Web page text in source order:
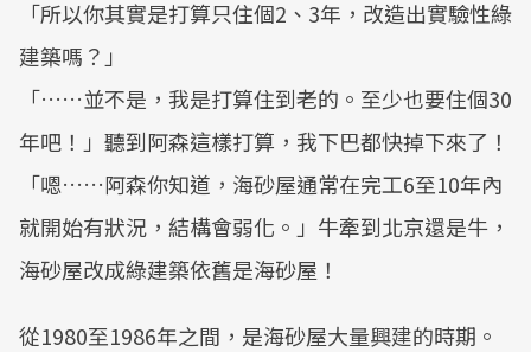
「所以你其實是打算只住個2、3年，改造出實驗性綠
建築嗎？」
「……並不是，我是打算住到老的。至少也要住個30
年吧！」聽到阿森這樣打算，我下巴都快掉下來了！
「嗯……阿森你知道，海砂屋通常在完工6至10年內
就開始有狀況，結構會弱化。」牛牽到北京還是牛，
海砂屋改成綠建築依舊是海砂屋！
從1980至1986年之間，是海砂屋大量興建的時期。